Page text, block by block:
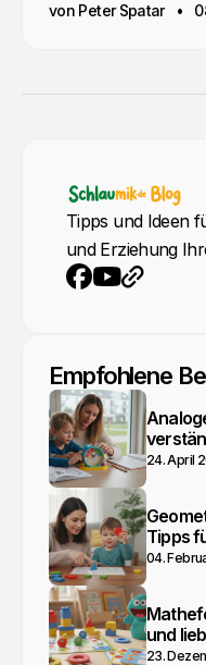
von Peter Spatar
Tipps und Ideen
und Erziehung
Empfohlene
24. April
Tipps
04.
und
23.